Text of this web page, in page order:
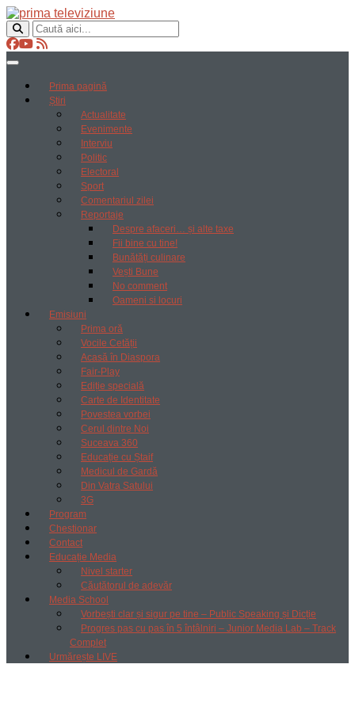
Prima pagină
Știri
Actualitate
Evenimente
Interviu
Politic
Electoral
Sport
Comentariul zilei
Reportaje
Despre afaceri… și alte taxe
Fii bine cu tine!
Bunătăți culinare
Vești Bune
No comment
Oameni si locuri
Emisiuni
Prima oră
Vocile Cetății
Acasă în Diaspora
Fair-Play
Ediție specială
Carte de Identitate
Povestea vorbei
Cerul dintre Noi
Suceava 360
Educație cu Ștaif
Medicul de Gardă
Din Vatra Satului
3G
Program
Chestionar
Contact
Educație Media
Nivel starter
Căutătorul de adevăr
Media School
Vorbești clar și sigur pe tine – Public Speaking și Dicție
Progres pas cu pas în 5 întâlniri – Junior Media Lab – Track
Complet
Urmărește LIVE